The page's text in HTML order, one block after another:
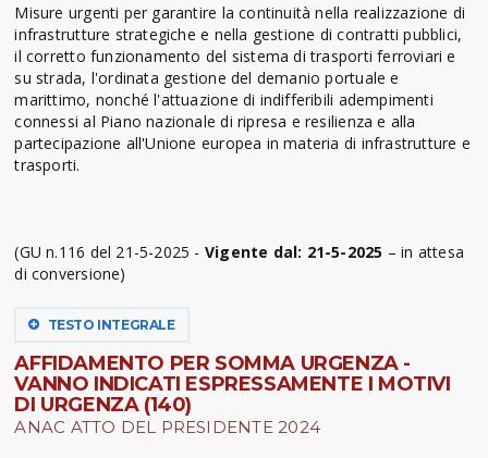
Misure urgenti per garantire la continuità nella realizzazione di
infrastrutture strategiche e nella gestione di contratti pubblici,
il corretto funzionamento del sistema di trasporti ferroviari e
su strada, l'ordinata gestione del demanio portuale e
marittimo, nonché l'attuazione di indifferibili adempimenti
connessi al Piano nazionale di ripresa e resilienza e alla
partecipazione all'Unione europea in materia di infrastrutture e
trasporti.
(GU n.116 del 21-5-2025 - Vigente dal: 21-5-2025 – in attesa
di conversione)
TESTO INTEGRALE
AFFIDAMENTO PER SOMMA URGENZA -
VANNO INDICATI ESPRESSAMENTE I MOTIVI
DI URGENZA (140)
ANAC ATTO DEL PRESIDENTE 2024